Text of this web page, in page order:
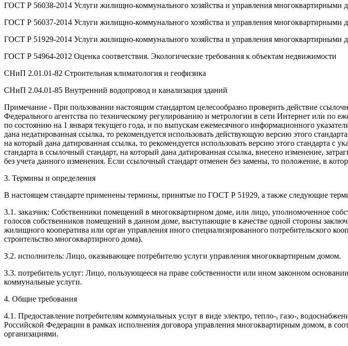
ГОСТ Р 56038-2014 Услуги жилищно-коммунального хозяйства и управления
ГОСТ Р 56037-2014 Услуги жилищно-коммунального хозяйства и управления многоквартирными
ГОСТ Р 51929-2014 Услуги жилищно-коммунального хозяйства и управления многоквартирными
ГОСТ Р 54964-2012 Оценка соответствия. Экологические требования к объектам недвижимости
СНиП 2.01.01-82 Строительная климатология и геофизика
СНиП 2.04.01-85 Внутренний водопровод и канализация зданий
Примечание - При пользовании настоящим стандартом целесообразно проверить действие
Федерального агентства по техническому регулированию и метрологии в сети Интернет или
по состоянию на 1 января текущего года, и по выпускам ежемесячного информационного
дана недатированная ссылка, то рекомендуется использовать действующую версию этого
на который дана датированная ссылка, то рекомендуется использовать версию этого стандарта
стандарта в ссылочный стандарт, на который дана датированная ссылка, внесено изменение,
без учета данного изменения. Если ссылочный стандарт отменен без замены, то положение, в
3. Термины и определения
В настоящем стандарте применены термины, принятые по ГОСТ Р 51929, а также следующие
3.1. заказчик: Собственники помещений в многоквартирном доме, или лицо, уполномоченное
голосов собственников помещений в данном доме, выступающие в качестве одной стороны
жилищного кооператива или орган управления иного специализированного потребительского
строительство многоквартирного дома).
3.2. исполнитель: Лицо, оказывающее потребителю услуги управления многоквартирным домом.
3.3. потребитель услуг: Лицо, пользующееся на праве собственности или ином законном
коммунальные услуги.
4. Общие требования
4.1. Предоставление потребителям коммунальных услуг в виде электро, тепло-, газо-,
Российской Федерации в рамках исполнения договора управления многоквартирным домом, в
организациями.